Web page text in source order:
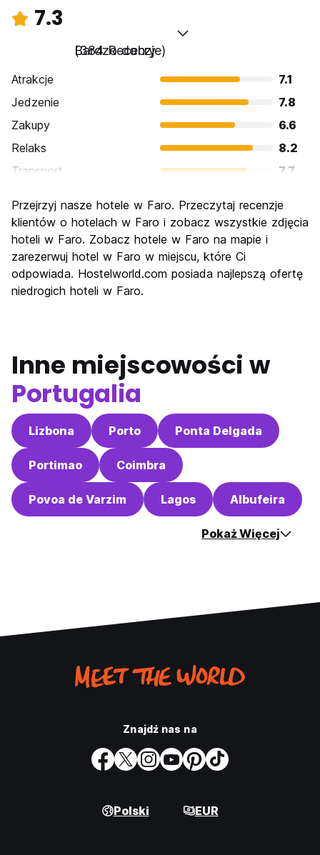
7.3
Bardzo dobry
(384 Recenzje)
Atrakcje
7.1
Jedzenie
7.8
Zakupy
6.6
Relaks
8.2
Transport
7.7
Kultura
7.3
Imprezy
Najlepsza wartość
Przejrzyj nasze hotele w Faro. Przeczytaj recenzje
klientów o hotelach w Faro i zobacz wszystkie zdjęcia
hoteli w Faro. Zobacz hotele w Faro na mapie i
zarezerwuj hotel w Faro w miejscu, które Ci
odpowiada. Hostelworld.com posiada najlepszą ofertę
niedrogich hoteli w Faro.
Inne miejscowości w
Portugalia
Lizbona Porto Ponta Delgada
Portimao Coimbra
Povoa de Varzim Lagos Albufeira
Pokaż Więcej
Znajdź nas na
Polski EUR